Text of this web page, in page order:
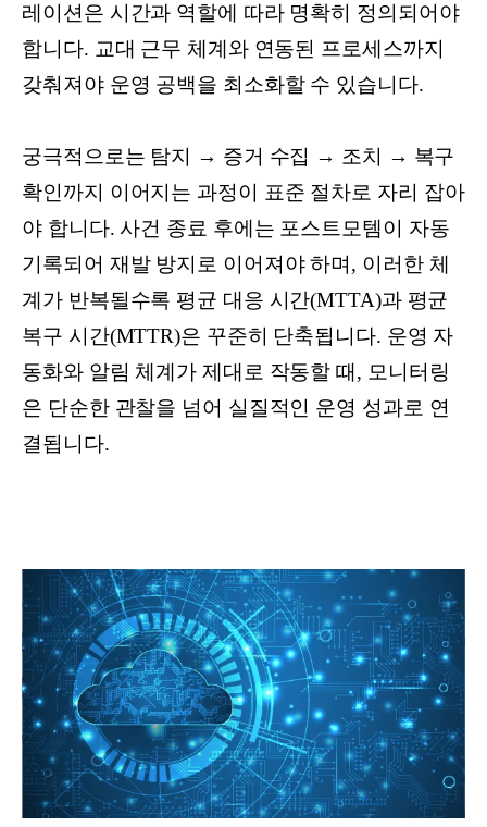
레이션은 시간과 역할에 따라 명확히 정의되어야
합니다. 교대 근무 체계와 연동된 프로세스까지
갖춰져야 운영 공백을 최소화할 수 있습니다.
궁극적으로는 탐지 → 증거 수집 → 조치 → 복구
확인까지 이어지는 과정이 표준 절차로 자리 잡아
야 합니다. 사건 종료 후에는 포스트모템이 자동
기록되어 재발 방지로 이어져야 하며, 이러한 체
계가 반복될수록 평균 대응 시간(MTTA)과 평균
복구 시간(MTTR)은 꾸준히 단축됩니다. 운영 자
동화와 알림 체계가 제대로 작동할 때, 모니터링
은 단순한 관찰을 넘어 실질적인 운영 성과로 연
결됩니다.